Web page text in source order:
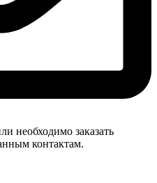
необходимо заказать
контактам.